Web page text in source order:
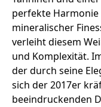
perfekte
mineralischer
verleiht diesem
und Komplexität.
der durch seine
sich der 2017er
beeindruckenden